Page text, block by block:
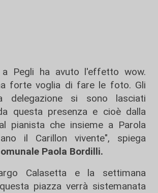
a Pegli ha avuto l'effetto wow.
forte voglia di fare le foto. Gli
delegazione si sono lasciati
questa presenza e cioè dalla
pianista che insieme a Parola
il Carillon vivente", spiega
Paola Bordilli.
Calasetta e la settimana
piazza verrà sistemanata